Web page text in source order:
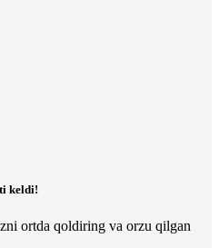
keldi!
ortda qoldiring va orzu qilgan